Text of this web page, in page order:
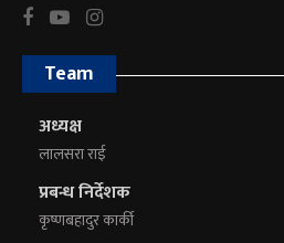
Team
अध्यक्ष
लालसरा राई
प्रबन्ध निर्देशक
कृष्णबहादुर कार्की